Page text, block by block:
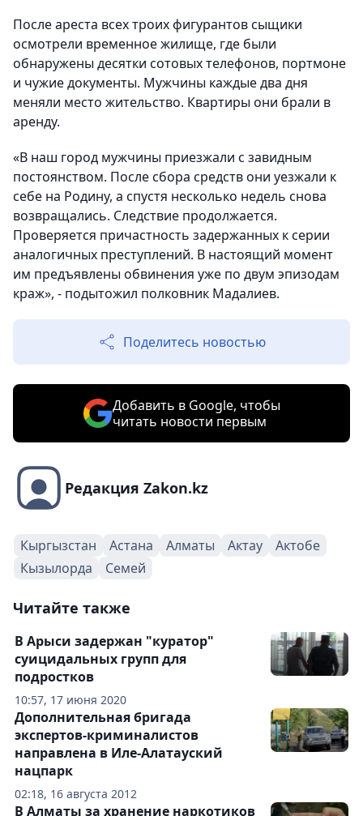
После ареста всех троих фигурантов сыщики
осмотрели временное жилище, где были
обнаружены десятки сотовых телефонов, портмоне
и чужие документы. Мужчины каждые два дня
меняли место жительство. Квартиры они брали в
аренду.
«В наш город мужчины приезжали с завидным
постоянством. После сбора средств они уезжали к
себе на Родину, а спустя несколько недель снова
возвращались. Следствие продолжается.
Проверяется причастность задержанных к серии
аналогичных преступлений. В настоящий момент
им предъявлены обвинения уже по двум эпизодам
краж», - подытожил полковник Мадалиев.
Поделитесь новостью
Добавить в Google, чтобы
читать новости первым
Редакция Zakon.kz
Кыргызстан Астана Алматы Актау
Актобе
Кызылорда
Семей
Читайте также
10:57, 17 июня 2020
В Арыси задержан "куратор"
суицидальных групп для
подростков
02:18, 16 августа 2012
Дополнительная бригада
экспертов-криминалистов
направлена в Иле-Алатауский
нацпарк
В Алматы за хранение наркотиков